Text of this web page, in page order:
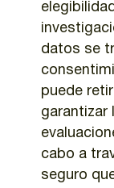
datos se
puede
garantizar
cabo a
seguro